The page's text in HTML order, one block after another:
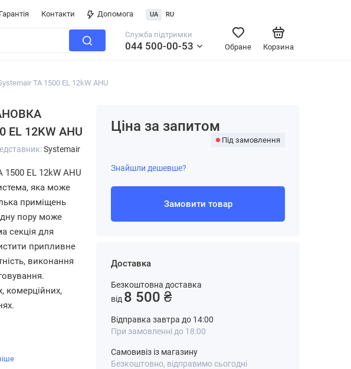
Гарантія Контакти Допомога UA RU
Служба підтримки
044 500-00-53 Корзина
Обране
TA 1500 EL 12kW AHU
EL 12KW AHU
Systemair
EL 12kW AHU
яка може
приміщень
пору може
секція для
припливне
виконання
комерційних,
Ціна за запитом
Під замовлення
Знайшли дешевше?
Замовити товар
Доставка
Безкоштовна доставка
від 8 500 ₴
Відправка завтра до 14:00
При замовленні до 18:00
Самовивіз із магазину
Безкоштовно, відправимо сьогодні